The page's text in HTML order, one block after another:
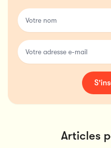
Votre nom
Votre adresse e-mail
Articles